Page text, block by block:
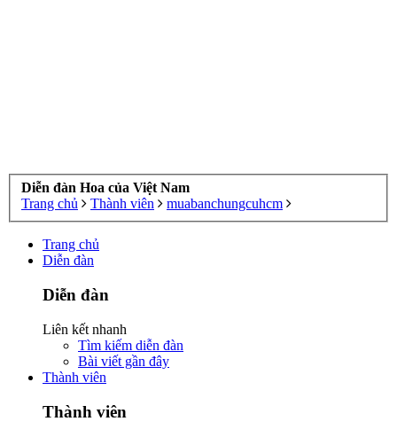
Diễn đàn Hoa của Việt Nam
Trang chủ
Thành viên muabanchungcuhcm
Trang chủ
Diễn đàn
Diễn đàn
Liên kết nhanh
Tìm kiếm diễn đàn
Bài viết gần đây
Thành viên
Thành viên